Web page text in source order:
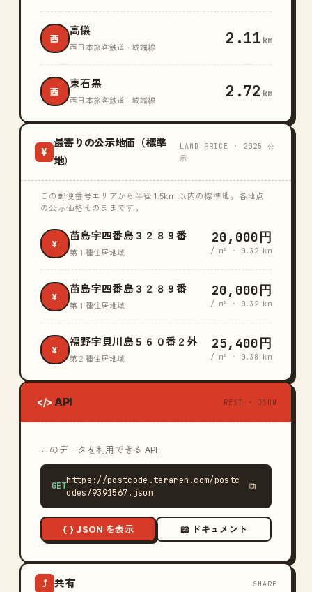
西
高儀
西日本旅客鉄道 · 城端線 2.11 km
西
東石黒
西日本旅客鉄道 · 城端線 2.72 km
¥
最寄りの公示地価（標準
地）
LAND PRICE · 2025 公
示
この郵便番号エリアから半径 1.5km 以内の標準地。各地点
の公示価格そのままです。
¥
苗島字四番島３２８９番
第１種住居地域
20,000円
/ m² · 0.32 km
¥
苗島字四番島３２８９番
第１種住居地域
20,000円
/ m² · 0.32 km
¥
福野字貝川島５６０番２外
第２種住居地域
25,400円
/ m² · 0.38 km
</> API REST · JSON
このデータを利用できる API:
GET
https://postcode.teraren.com/postc
odes/9391567.json
⧉
{ } JSON を表示 📖 ドキュメント
⤴ 共有 SHARE